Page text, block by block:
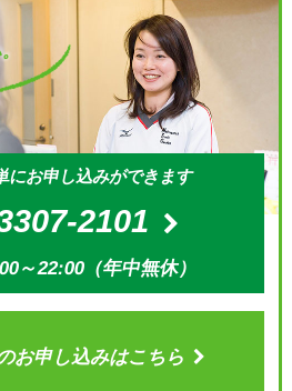
にお申し込みができます
2101
～22:00（年中無休）
お申し込みはこちら